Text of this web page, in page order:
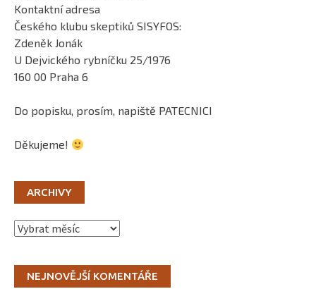
Kontaktní adresa
Českého klubu skeptiků SISYFOS:
Zdeněk Jonák
U Dejvického rybníčku 25/1976
160 00 Praha 6
Do popisku, prosím, napiště PATECNICI
Děkujeme!
ARCHIVY
Archivy
NEJNOVĚJŠÍ KOMENTÁŘE